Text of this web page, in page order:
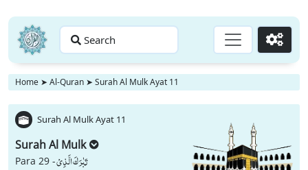
Search Go
Home ➤ Al-Quran ➤ Surah Al Mulk Ayat 11
Surah Al Mulk Ayat 11
Surah Al Mulk
Para 29 -تَبٰرَكَ الَّذِیْ